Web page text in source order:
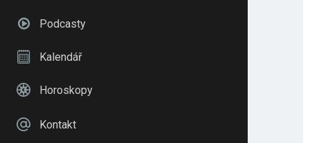
Podcasty
Kalendář
Horoskopy
Kontakt